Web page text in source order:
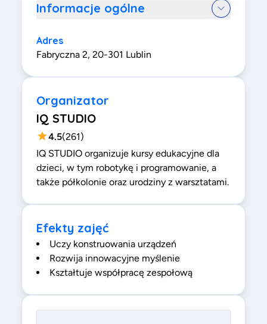
Informacje ogólne
Adres
Fabryczna 2, 20-301 Lublin
Organizator
IQ STUDIO
4.5(261)
IQ STUDIO organizuje kursy edukacyjne dla
dzieci, w tym robotykę i programowanie, a
także półkolonie oraz urodziny z warsztatami.
Efekty zajęć
Uczy konstruowania urządzeń
Rozwija innowacyjne myślenie
Kształtuje współpracę zespołową